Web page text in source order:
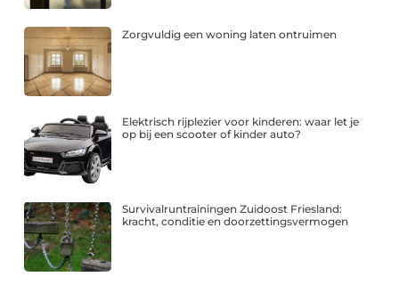
Zorgvuldig een woning laten ontruimen
Elektrisch rijplezier voor kinderen: waar let je
op bij een scooter of kinder auto?
Survivalruntrainingen Zuidoost Friesland:
kracht, conditie en doorzettingsvermogen